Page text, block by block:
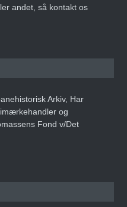
andet, så kontakt os
Arkiv, Har
og
Fond v/Det